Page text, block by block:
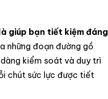
giúp bạn tiết kiệm đáng
những đoạn đường gồ
kiểm soát và duy trì
chút sức lực được tiết